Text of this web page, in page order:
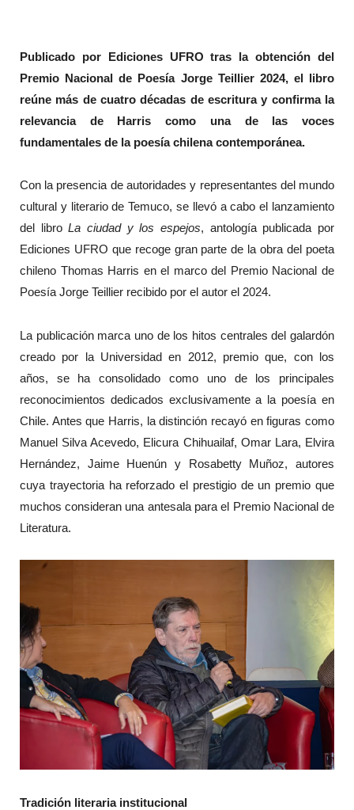
Publicado por Ediciones UFRO tras la obtención del
Premio Nacional de Poesía Jorge Teillier 2024, el libro
reúne más de cuatro décadas de escritura y confirma la
relevancia de Harris como una de las voces
fundamentales de la poesía chilena contemporánea.
Con la presencia de autoridades y representantes del mundo
cultural y literario de Temuco, se llevó a cabo el lanzamiento
del libroLa ciudad y los espejos, antología publicada por
Ediciones UFRO que recoge gran parte de la obra del poeta
chileno Thomas Harris en el marco del Premio Nacional de
Poesía Jorge Teillier recibido por el autor el 2024.
La publicación marca uno de los hitos centrales del galardón
creado por la Universidad en 2012, premio que, con los
años, se ha consolidado como uno de los principales
reconocimientos dedicados exclusivamente a la poesía en
Chile. Antes que Harris, la distinción recayó en figuras como
Manuel Silva Acevedo, Elicura Chihuailaf, Omar Lara, Elvira
Hernández, Jaime Huenún y Rosabetty Muñoz, autores
cuya trayectoria ha reforzado el prestigio de un premio que
muchos consideran una antesala para el Premio Nacional de
Literatura.
Tradición literaria institucional